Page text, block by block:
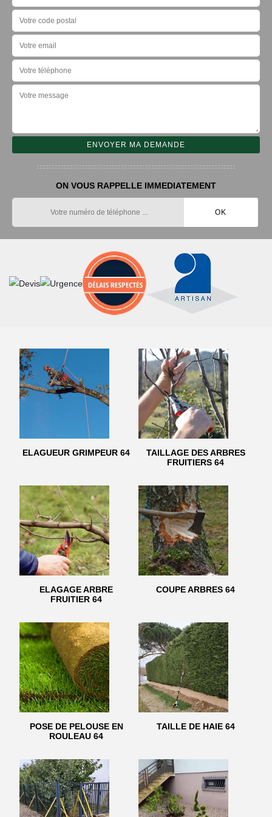
ON VOUS RAPPELLE IMMEDIATEMENT
ELAGUEUR GRIMPEUR 64
TAILLAGE DES ARBRES
FRUITIERS 64
ELAGAGE ARBRE
FRUITIER 64
COUPE ARBRES 64
POSE DE PELOUSE EN
ROULEAU 64
TAILLE DE HAIE 64